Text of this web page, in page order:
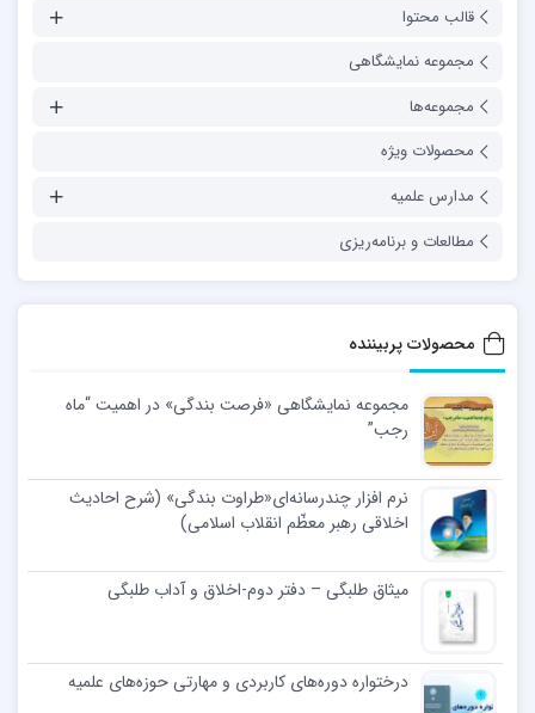
قالب محتوا
مجموعه نمایشگاهی
مجموعه‌ها
محصولات ویژه
مدارس علمیه
مطالعات و برنامه‌ریزی
محصولات پربیننده
مجموعه نمایشگاهی «فرصت بندگی» در اهمیت “ماه
رجب”
نرم افزار چندرسانه‌ای«طراوت بندگی» (شرح احادیث
اخلاقی رهبر معظّم انقلاب اسلامی)
میثاق طلبگی – دفتر دوم-اخلاق و آداب طلبگی
درختواره دوره‌های کاربردی و مهارتی حوزه‌های علمیه